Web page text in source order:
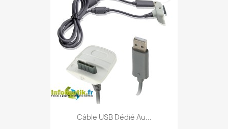
Câble USB Dédié Au...